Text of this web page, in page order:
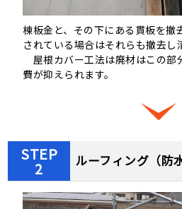
棟板金と、その下にある貫板を撤
されている場合はそれらも撤去し
屋根カバー工法は廃材はこの部
費が抑えられます。
STEP
2 ルーフィング（防